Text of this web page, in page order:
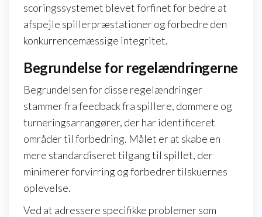
scoringssystemet blevet forfinet for bedre at
afspejle spillerpræstationer og forbedre den
konkurrencemæssige integritet.
Begrundelse for regelændringerne
Begrundelsen for disse regelændringer
stammer fra feedback fra spillere, dommere og
turneringsarrangører, der har identificeret
områder til forbedring. Målet er at skabe en
mere standardiseret tilgang til spillet, der
minimerer forvirring og forbedrer tilskuernes
oplevelse.
Ved at adressere specifikke problemer som